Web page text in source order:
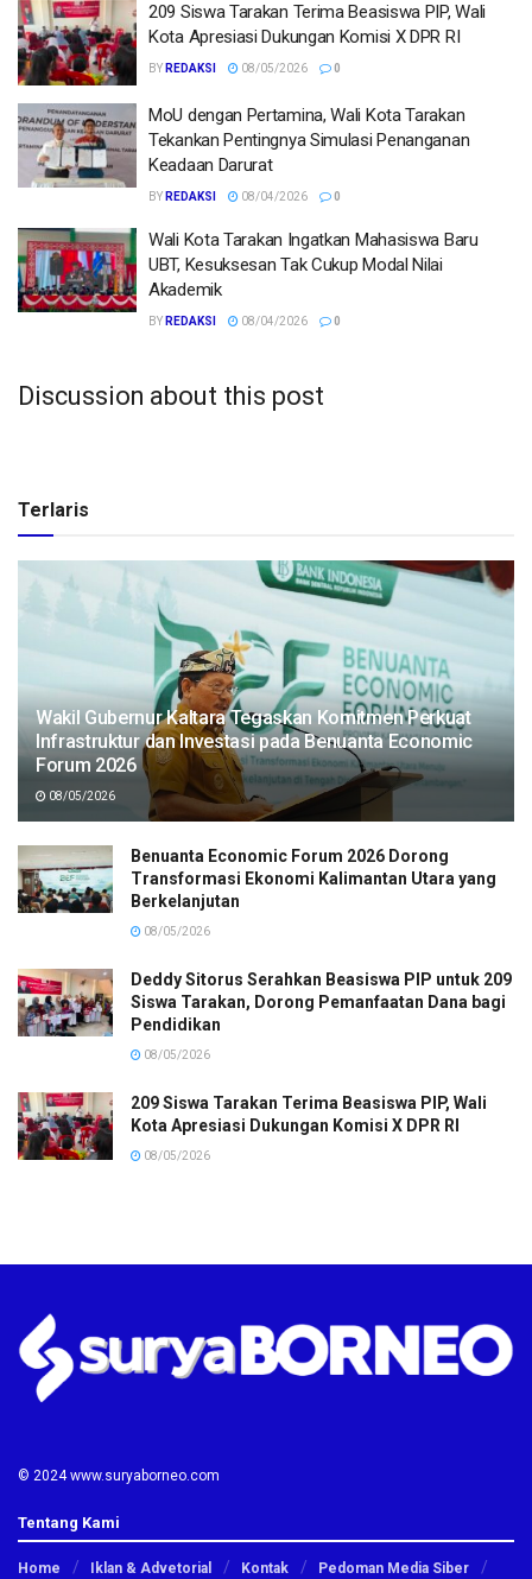
209 Siswa Tarakan Terima Beasiswa PIP, Wali
Kota Apresiasi Dukungan Komisi X DPR RI
BY REDAKSI 08/05/2026 0
MoU dengan Pertamina, Wali Kota Tarakan
Tekankan Pentingnya Simulasi Penanganan
Keadaan Darurat
BY REDAKSI 08/04/2026 0
Wali Kota Tarakan Ingatkan Mahasiswa Baru
UBT, Kesuksesan Tak Cukup Modal Nilai
Akademik
BY REDAKSI 08/04/2026 0
Discussion about this post
Terlaris
Wakil Gubernur Kaltara Tegaskan Komitmen Perkuat
Infrastruktur dan Investasi pada Benuanta Economic
Forum 2026
08/05/2026
Benuanta Economic Forum 2026 Dorong
Transformasi Ekonomi Kalimantan Utara yang
Berkelanjutan
08/05/2026
Deddy Sitorus Serahkan Beasiswa PIP untuk 209
Siswa Tarakan, Dorong Pemanfaatan Dana bagi
Pendidikan
08/05/2026
209 Siswa Tarakan Terima Beasiswa PIP, Wali
Kota Apresiasi Dukungan Komisi X DPR RI
08/05/2026
© 2024 www.suryaborneo.com
Tentang Kami
Home Iklan & Advetorial Kontak Pedoman Media Siber